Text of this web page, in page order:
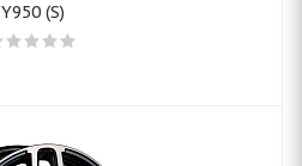
Y950 (S)